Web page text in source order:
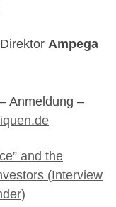
Ampega
Anmeldung –
and the
(Interview